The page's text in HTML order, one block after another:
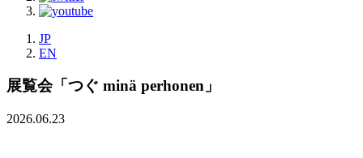
JP
EN
展覧会「つぐ minä perhonen」
2026.06.23